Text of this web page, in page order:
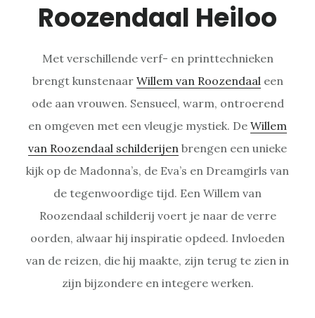
Roozendaal Heiloo
Met verschillende verf- en printtechnieken
brengt kunstenaar Willem van Roozendaal een
ode aan vrouwen. Sensueel, warm, ontroerend
en omgeven met een vleugje mystiek. De Willem
van Roozendaal schilderijen brengen een unieke
kijk op de Madonna’s, de Eva’s en Dreamgirls van
de tegenwoordige tijd. Een Willem van
Roozendaal schilderij voert je naar de verre
oorden, alwaar hij inspiratie opdeed. Invloeden
van de reizen, die hij maakte, zijn terug te zien in
zijn bijzondere en integere werken.